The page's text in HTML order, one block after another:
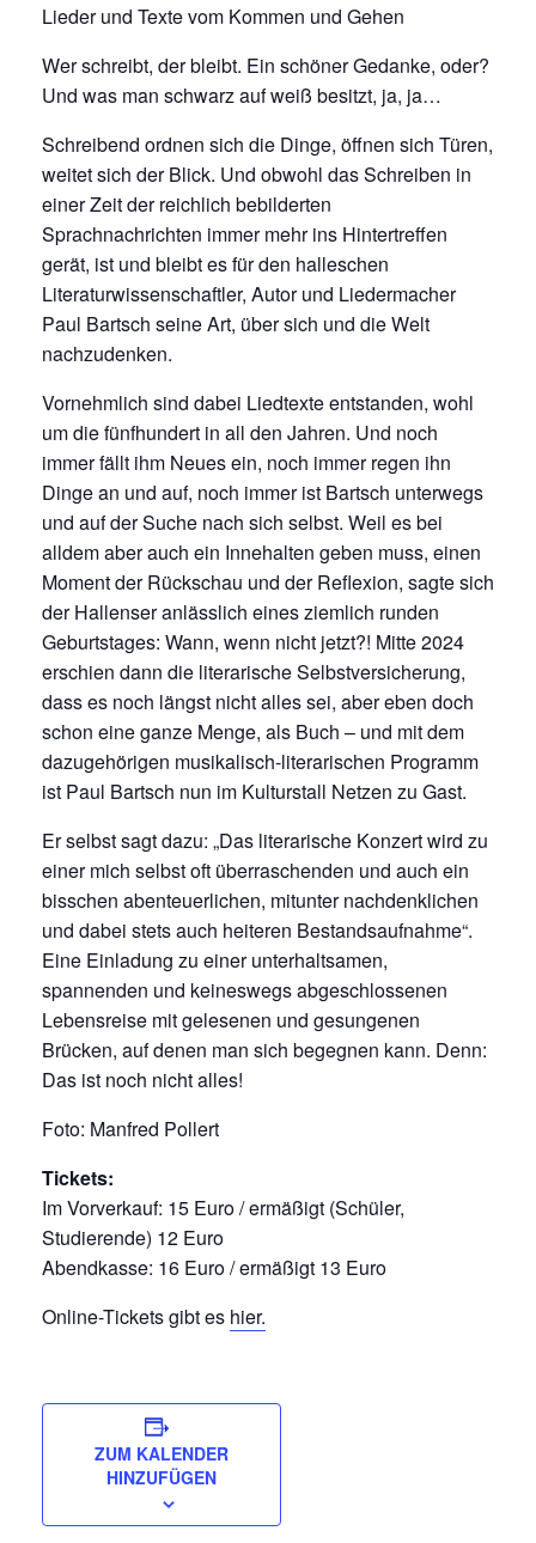
Lieder und Texte vom Kommen und Gehen
Wer schreibt, der bleibt. Ein schöner Gedanke, oder?
Und was man schwarz auf weiß besitzt, ja, ja…
Schreibend ordnen sich die Dinge, öffnen sich Türen,
weitet sich der Blick. Und obwohl das Schreiben in
einer Zeit der reichlich bebilderten
Sprachnachrichten immer mehr ins Hintertreffen
gerät, ist und bleibt es für den halleschen
Literaturwissenschaftler, Autor und Liedermacher
Paul Bartsch seine Art, über sich und die Welt
nachzudenken.
Vornehmlich sind dabei Liedtexte entstanden, wohl
um die fünfhundert in all den Jahren. Und noch
immer fällt ihm Neues ein, noch immer regen ihn
Dinge an und auf, noch immer ist Bartsch unterwegs
und auf der Suche nach sich selbst. Weil es bei
alldem aber auch ein Innehalten geben muss, einen
Moment der Rückschau und der Reflexion, sagte sich
der Hallenser anlässlich eines ziemlich runden
Geburtstages: Wann, wenn nicht jetzt?! Mitte 2024
erschien dann die literarische Selbstversicherung,
dass es noch längst nicht alles sei, aber eben doch
schon eine ganze Menge, als Buch – und mit dem
dazugehörigen musikalisch-literarischen Programm
ist Paul Bartsch nun im Kulturstall Netzen zu Gast.
Er selbst sagt dazu: „Das literarische Konzert wird zu
einer mich selbst oft überraschenden und auch ein
bisschen abenteuerlichen, mitunter nachdenklichen
und dabei stets auch heiteren Bestandsaufnahme“.
Eine Einladung zu einer unterhaltsamen,
spannenden und keineswegs abgeschlossenen
Lebensreise mit gelesenen und gesungenen
Brücken, auf denen man sich begegnen kann. Denn:
Das ist noch nicht alles!
Foto: Manfred Pollert
Tickets:
Im Vorverkauf: 15 Euro / ermäßigt (Schüler,
Studierende) 12 Euro
Abendkasse: 16 Euro / ermäßigt 13 Euro
Online-Tickets gibt es hier.
ZUM KALENDER
HINZUFÜGEN